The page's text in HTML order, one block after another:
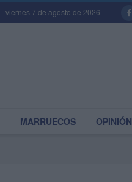
viernes 7 de agosto de 2026
MARRUECOS OPINIÓN